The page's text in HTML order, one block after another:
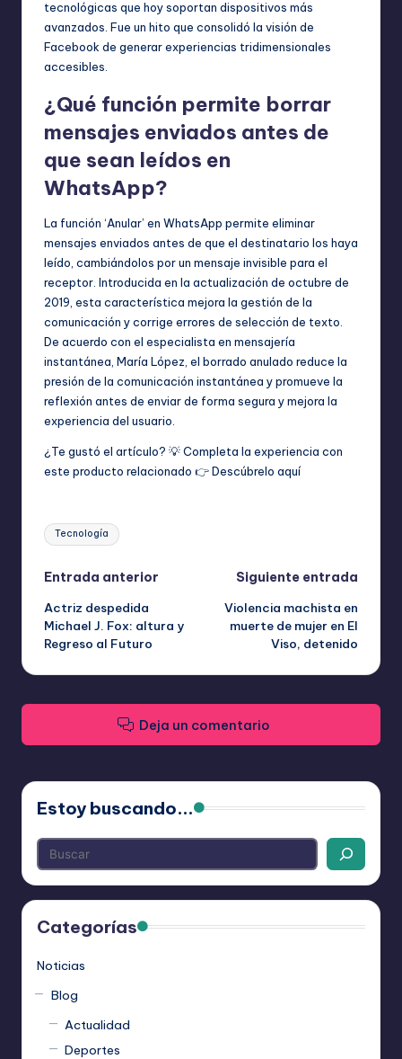
tecnológicas que hoy soportan dispositivos más
avanzados. Fue un hito que consolidó la visión de
Facebook de generar experiencias tridimensionales
accesibles.
¿Qué función permite borrar
mensajes enviados antes de
que sean leídos en
WhatsApp?
La función ‘Anular’ en WhatsApp permite eliminar
mensajes enviados antes de que el destinatario los haya
leído, cambiándolos por un mensaje invisible para el
receptor. Introducida en la actualización de octubre de
2019, esta característica mejora la gestión de la
comunicación y corrige errores de selección de texto.
De acuerdo con el especialista en mensajería
instantánea, María López, el borrado anulado reduce la
presión de la comunicación instantánea y promueve la
reflexión antes de enviar de forma segura y mejora la
experiencia del usuario.
¿Te gustó el artículo? 💡 Completa la experiencia con
este producto relacionado 👉Descúbrelo aquí
Etiquetas:
Tecnología
Navegación
de
entradas
Entrada anterior
Actriz despedida
Michael J. Fox: altura y
Regreso al Futuro
Siguiente entrada
Violencia machista en
muerte de mujer en El
Viso, detenido
Deja un comentario
Estoy buscando...
Categorías
Noticias
Blog
Actualidad
Deportes